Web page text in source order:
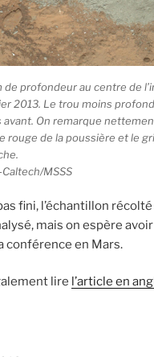
de profondeur au centre de
2013. Le trou moins
On remarque
rouge de la poussière et le
MSSS
fini, l’échantillon
mais on espère
conférence en Mars.
lire l’article en